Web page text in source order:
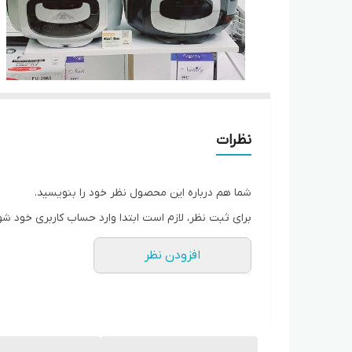
نظرات
شما هم درباره این محصول نظر خود را بنویسید.
برای ثبت نظر، لازم است ابتدا وارد حساب کاربری خود
افزودن نظر